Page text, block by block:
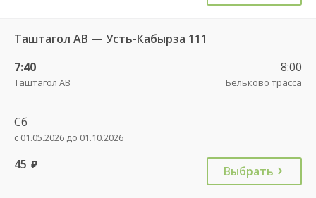
Таштагол АВ — Усть-Кабырза 111
7:40
Таштагол АВ
8:00
Бельково трасса
Сб
с 01.05.2026 до 01.10.2026
45 руб. Выбрать